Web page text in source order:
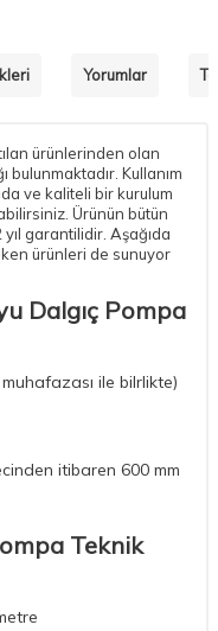
Yorumlar
ürünlerinden olan
bulunmaktadır. Kullanım
ve kaliteli bir kurulum
Ürünün bütün
garantilidir. Aşağıda
ürünleri de sunuyor
Dalgıç Pompa
ile bilrlikte)
itibaren 600 mm
Teknik